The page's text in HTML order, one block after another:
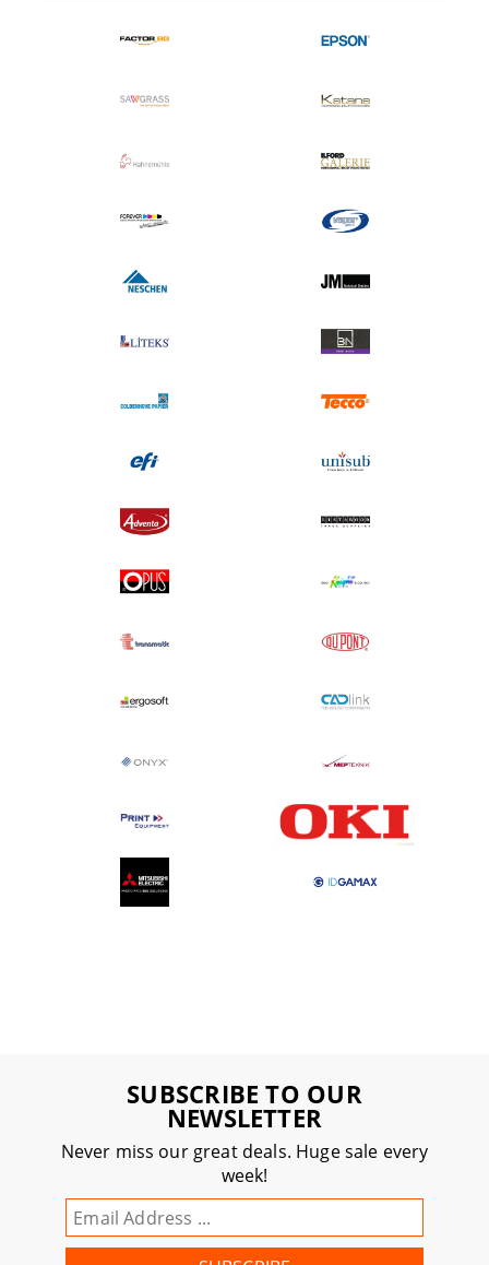
SUBSCRIBE TO OUR
NEWSLETTER
Never miss our great deals. Huge sale every
week!